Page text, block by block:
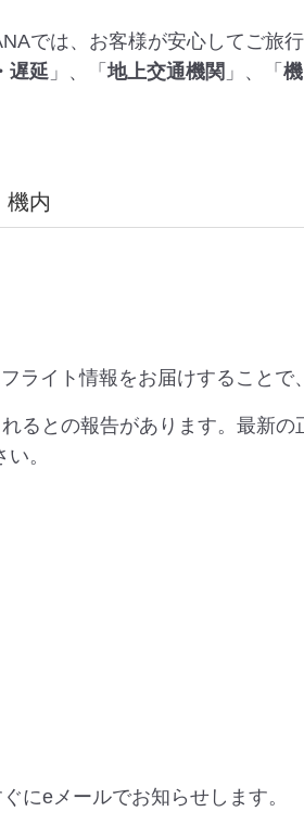
では、お客様が安心してご旅
遅延 」、「地上交通機関 」、「
機内
ライト情報をお届けすること
るとの報告があります。最新
。
にeメールでお知らせします。